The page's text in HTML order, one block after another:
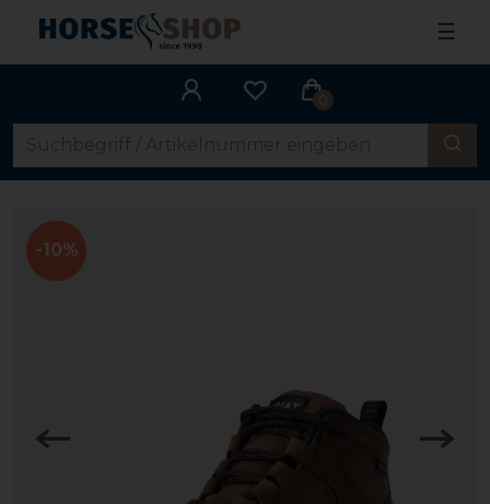
☰
0
-10%